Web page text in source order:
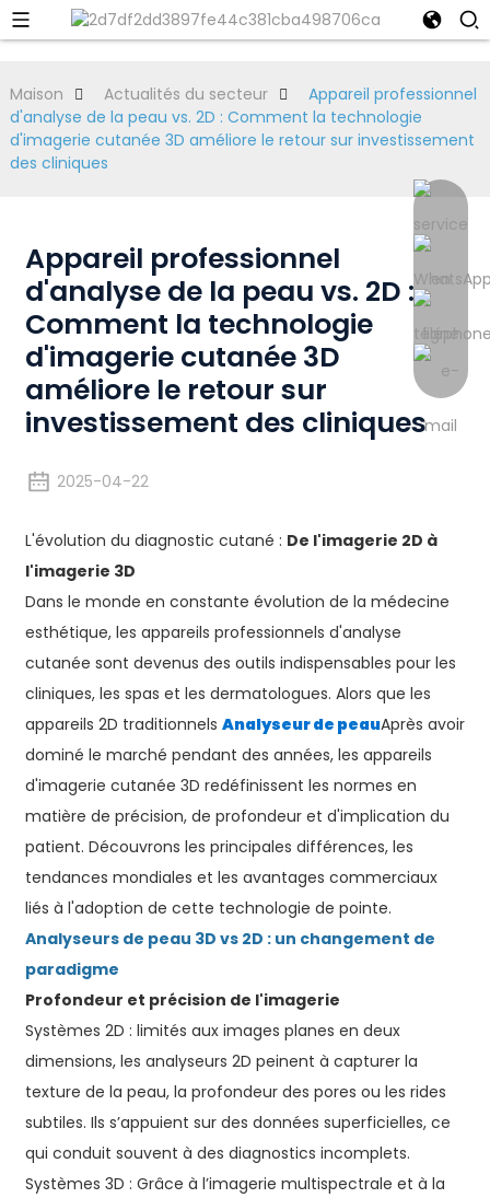
Maison Actualités du secteur
Appareil professionnel
d'analyse de la peau vs. 2D : Comment la technologie
d'imagerie cutanée 3D améliore le retour sur investissement
des cliniques
Appareil professionnel
d'analyse de la peau vs. 2D :
Comment la technologie
d'imagerie cutanée 3D
améliore le retour sur
investissement des cliniques
2025-04-22
L'évolution du diagnostic cutané : De l'imagerie 2D à
l'imagerie 3D
Dans le monde en constante évolution de la médecine
esthétique, les appareils professionnels d'analyse
cutanée sont devenus des outils indispensables pour les
cliniques, les spas et les dermatologues. Alors que les
appareils 2D traditionnels Analyseur de peauAprès avoir
dominé le marché pendant des années, les appareils
d'imagerie cutanée 3D redéfinissent les normes en
matière de précision, de profondeur et d'implication du
patient. Découvrons les principales différences, les
tendances mondiales et les avantages commerciaux
liés à l'adoption de cette technologie de pointe.
Analyseurs de peau 3D vs 2D : un changement de
paradigme
Profondeur et précision de l'imagerie
Systèmes 2D : limités aux images planes en deux
dimensions, les analyseurs 2D peinent à capturer la
texture de la peau, la profondeur des pores ou les rides
subtiles. Ils s’appuient sur des données superficielles, ce
qui conduit souvent à des diagnostics incomplets.
Systèmes 3D : Grâce à l’imagerie multispectrale et à la